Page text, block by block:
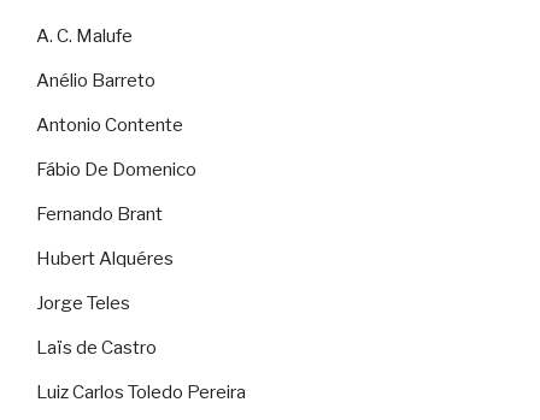
A. C. Malufe
Anélio Barreto
Antonio Contente
Fábio De Domenico
Fernando Brant
Hubert Alquéres
Jorge Teles
Laïs de Castro
Luiz Carlos Toledo Pereira